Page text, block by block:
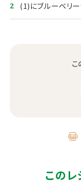
(1)にブルーベリー
こ
この